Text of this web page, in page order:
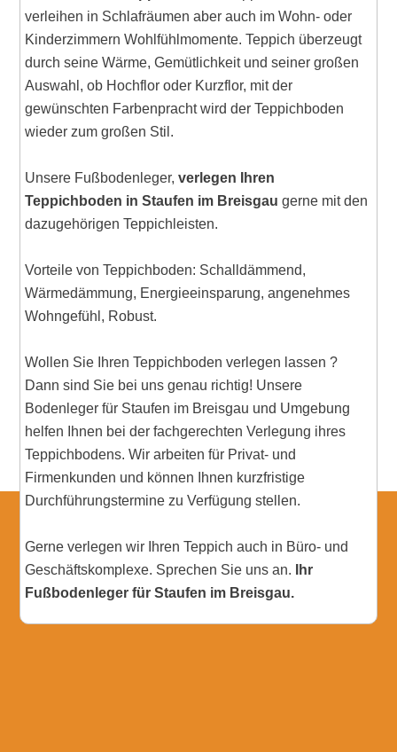
verleihen in Schlafräumen aber auch im Wohn- oder
Kinderzimmern Wohlfühlmomente. Teppich überzeugt
durch seine Wärme, Gemütlichkeit und seiner großen
Auswahl, ob Hochflor oder Kurzflor, mit der
gewünschten Farbenpracht wird der Teppichboden
wieder zum großen Stil.
Unsere Fußbodenleger,verlegen Ihren
Teppichboden in Staufen im Breisgau gerne mit den
dazugehörigen Teppichleisten.
Vorteile von Teppichboden: Schalldämmend,
Wärmedämmung, Energieeinsparung, angenehmes
Wohngefühl, Robust.
Wollen Sie Ihren Teppichboden verlegen lassen ?
Dann sind Sie bei uns genau richtig! Unsere
Bodenleger für Staufen im Breisgau und Umgebung
helfen Ihnen bei der fachgerechten Verlegung ihres
Teppichbodens. Wir arbeiten für Privat- und
Firmenkunden und können Ihnen kurzfristige
Durchführungstermine zu Verfügung stellen.
Gerne verlegen wir Ihren Teppich auch in Büro- und
Geschäftskomplexe. Sprechen Sie uns an.
Ihr
Fußbodenleger für Staufen im Breisgau.